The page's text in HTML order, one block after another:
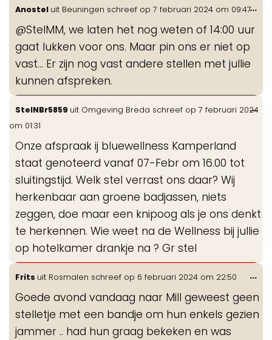
Anostel uit Beuningen schreef op 7 februari 2024 om 09:47
@StelMM, we laten het nog weten of 14:00 uur
gaat lukken voor ons. Maar pin ons er niet op
vast... Er zijn nog vast andere stellen met jullie
kunnen afspreken.
...
StelNBr5859 uit Omgeving Breda schreef op 7 februari 2024
om 01:31
Onze afspraak ij bluewellness Kamperland
staat genoteerd vanaf 07-Febr om 16.00 tot
sluitingstijd. Welk stel verrast ons daar? Wij
herkenbaar aan groene badjassen, niets
zeggen, doe maar een knipoog als je ons denkt
te herkennen. Wie weet na de Wellness bij jullie
op hotelkamer drankje na ? Gr stel
...
Frits uit Rosmalen schreef op 6 februari 2024 om 22:50
Goede avond vandaag naar Mill geweest geen
stelletje met een bandje om hun enkels gezien
jammer .. had hun graag bekeken en was
...